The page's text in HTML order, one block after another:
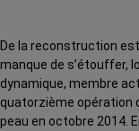
De la reconstruction
manque de s’étouffer,
dynamique, membre
quatorzième opération
peau en octobre 2014.